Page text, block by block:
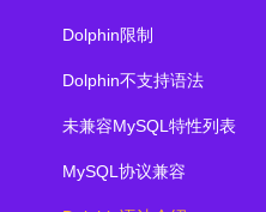
Dolphin限制
Dolphin不支持语法
未兼容MySQL特性列表
MySQL协议兼容